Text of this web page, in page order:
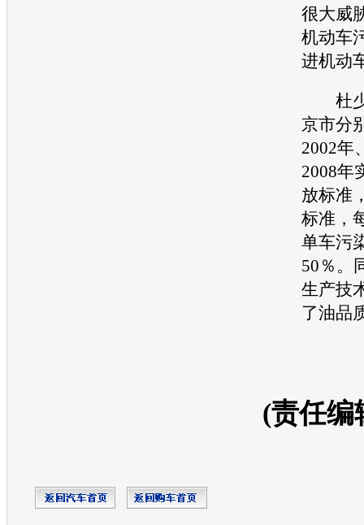
很大威
机动车
进机动
杜少
京市分
2002年
2008年
放标准
标准，
单车污
50％。
生产技
了油品
(责任编